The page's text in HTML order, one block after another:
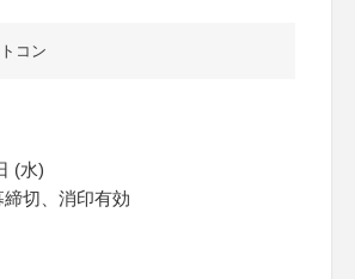
コン
(水)
切、消印有効